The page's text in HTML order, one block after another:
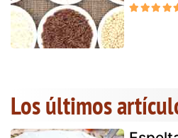
Los últimos